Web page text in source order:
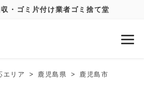
・ゴミ片付け業者ゴミ捨て堂
エリア 鹿児島県 鹿児島市